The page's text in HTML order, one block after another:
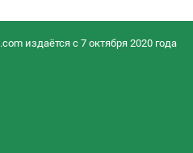
издаётся с 7 октября 2020 года